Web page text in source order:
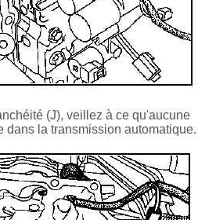
(J), veillez à ce qu'aucune
dans la transmission automatique.